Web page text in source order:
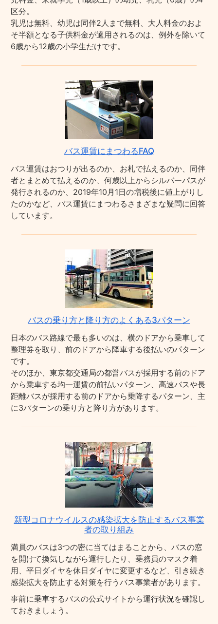
区分。
乳児は無料、幼児は同伴2人まで無料、大人料金のおよ
そ半額となる子供料金が適用されるのは、例外を除いて
6歳から12歳の小学生だけです。
バス運賃にまつわるFAQ
バス運賃はおつりが出るのか、お札で払えるのか、同伴
者とまとめて払えるのか、何歳以上からシルバーパスが
発行されるのか、2019年10月1日の増税後に値上がりし
たのかなど、バス運賃にまつわるさまざまな疑問に回答
しています。
バスの乗り方と降り方のよくある3パターン
日本のバス路線で最も多いのは、横のドアから乗車して
整理券を取り、前のドアから降車する後払いのパターン
です。
そのほか、東京都交通局の都営バスが採用する前のドア
から乗車する均一運賃の前払いパターン、高速バスや長
距離バスが採用する前のドアから乗降するパターン、主
に3パターンの乗り方と降り方があります。
新型コロナウイルスの感染拡大を防止するバス事業
者の取り組み
満員のバスは3つの密に当てはまることから、バスの窓
を開けて換気しながら運行したり、乗務員のマスク着
用、平日ダイヤを休日ダイヤに変更するなど、引き続き
感染拡大を防止する対策を行うバス事業者があります。
事前に乗車するバスの公式サイトから運行状況を確認し
ておきましょう。